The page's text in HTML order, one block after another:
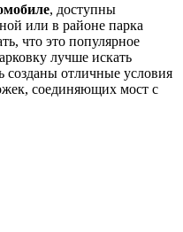
, доступны
или в районе парка
что это популярное
лучше искать
созданы отличные условия
соединяющих мост с